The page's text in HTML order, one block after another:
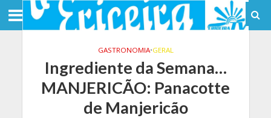
GASTRONOMIA•GERAL
Ingrediente da Semana…
MANJERICÃO: Panacotte
de Manjericão